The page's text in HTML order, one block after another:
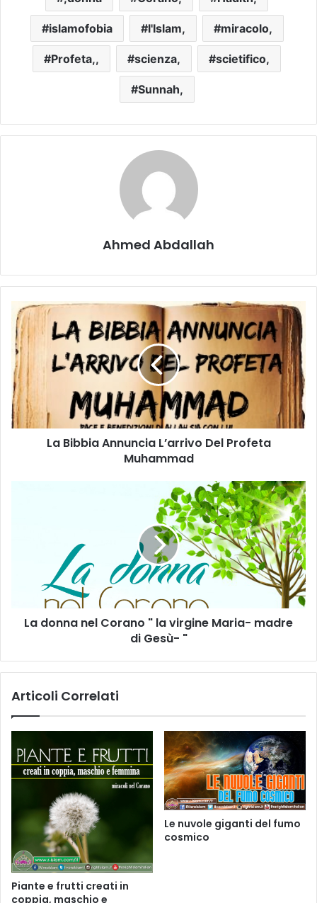
islamofobia l'Islam, miracolo,
Profeta,, scienza, scietifico,
Sunnah,
Ahmed Abdallah
La Bibbia Annuncia L’arrivo Del Profeta
Muhammad
La donna nel Corano " la virgine Maria- madre
di Gesù- "
Articoli Correlati
Piante e frutti creati in
coppia, maschio e
Le nuvole giganti del fumo
cosmico